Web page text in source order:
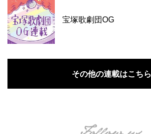
宝塚歌劇団OG
その他の連載はこちら